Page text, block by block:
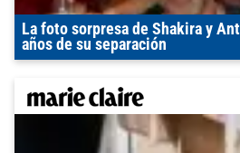
La foto sorpresa de Shakira y
años de su separación